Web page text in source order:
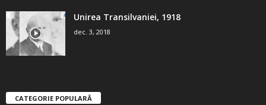
Unirea Transilvaniei, 1918
dec. 3, 2018
CATEGORIE POPULARĂ